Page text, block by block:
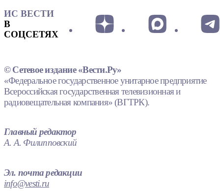
ИС ВЕСТИ
В
СОЦСЕТЯХ
© Сетевое издание «Вести.Ру»
«Федеральное государственное унитарное предприятие
Всероссийская государственная телевизионная и
радиовещательная компания» (ВГТРК).
Главный редактор
А. А. Филипповский
Эл. почта редакции
info@vesti.ru